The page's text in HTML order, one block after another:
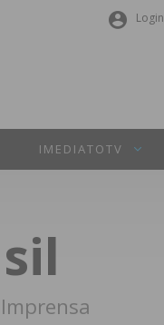
Login
Senha
IMEDIATOTV